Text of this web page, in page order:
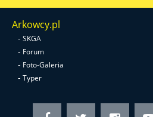
Arkowcy.pl
- SKGA
- Forum
- Foto-Galeria
- Typer